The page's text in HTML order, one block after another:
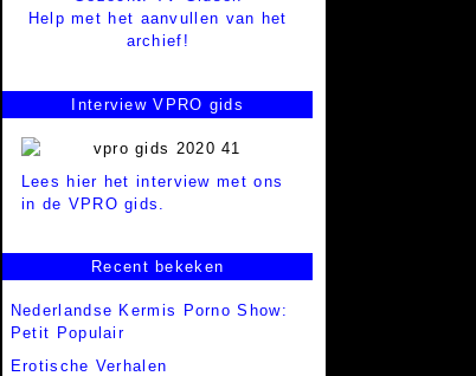
Help met het aanvullen van het
archief!
Interview VPRO gids
Lees hier het interview met ons
in de VPRO gids.
Recent bekeken
Nederlandse Kermis Porno Show:
Petit Populair
Erotische Verhalen